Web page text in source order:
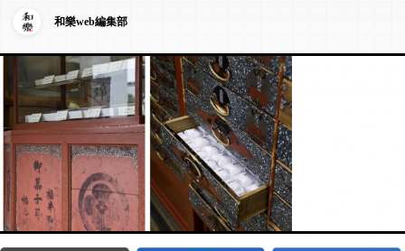
和樂web編集部